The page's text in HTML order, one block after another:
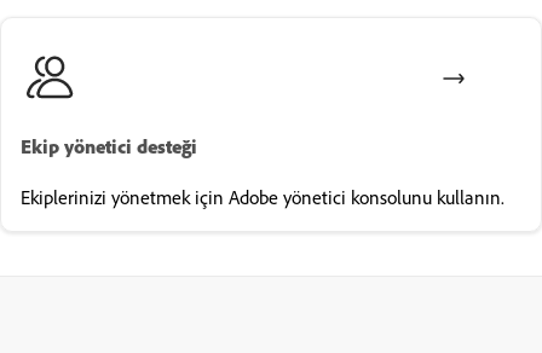
Ekip yönetici desteği
Ekiplerinizi yönetmek için Adobe yönetici konsolunu kullanın.